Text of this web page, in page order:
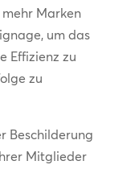
Marken
um das
Effizienz zu
zu
Beschilderung
Mitglieder